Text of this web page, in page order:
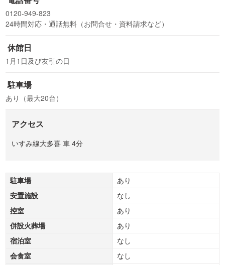
0120-949-823
24時間対応・通話無料（お問合せ・資料請求など）
休館日
1月1日及び友引の日
駐車場
あり（最大20台）
アクセス
いすみ線大多喜 車 4分
駐車場
あり
安置施設
なし
控室
あり
併設火葬場
あり
宿泊室
なし
会食室
なし